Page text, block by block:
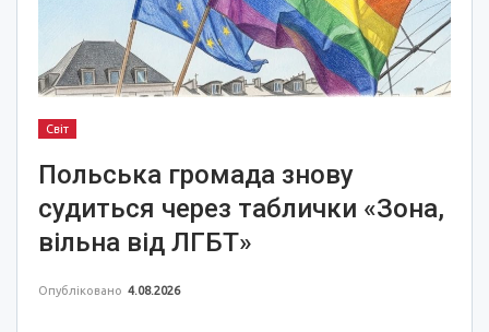
Світ
Польська громада знову
судиться через таблички «Зона,
вільна від ЛГБТ»
Опубліковано 4.08.2026